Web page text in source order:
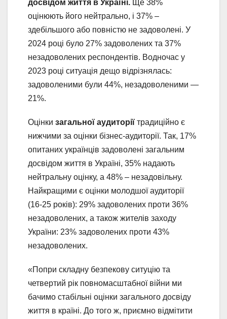
досвідом життя в Україні. Ще 38%
оцінюють його нейтрально, і 37% –
здебільшого або повністю не задоволені. У
2024 році було 27% задоволених та 37%
незадоволених респондентів. Водночас у
2023 році ситуація дещо відрізнялась:
задоволеними були 44%, незадоволеними —
21%.
Оцінки загальної аудиторії традиційно є
нижчими за оцінки бізнес-аудиторії. Так, 17%
опитаних українців задоволені загальним
досвідом життя в Україні, 35% надають
нейтральну оцінку, а 48% – незадовільну.
Найкращими є оцінки молодшої аудиторії
(16-25 років): 29% задоволених проти 36%
незадоволених, а також жителів заходу
України: 23% задоволених проти 43%
незадоволених.
«Попри складну безпекову ситуцію та
четвертий рік повномасштабної війни ми
бачимо стабільні оцінки загального досвіду
життя в країні. До того ж, приємно відмітити